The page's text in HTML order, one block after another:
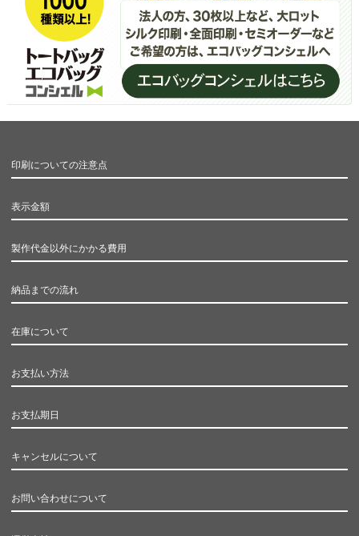
印刷についての注意点
表示金額
製作代金以外にかかる費用
納品までの流れ
在庫について
お支払い方法
お支払期日
キャンセルについて
お問い合わせについて